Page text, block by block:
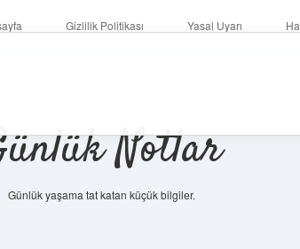
Gizlilik Politikası Yasal Uyarı
Notlar
Günlük yaşama tat katan küçük bilgiler.